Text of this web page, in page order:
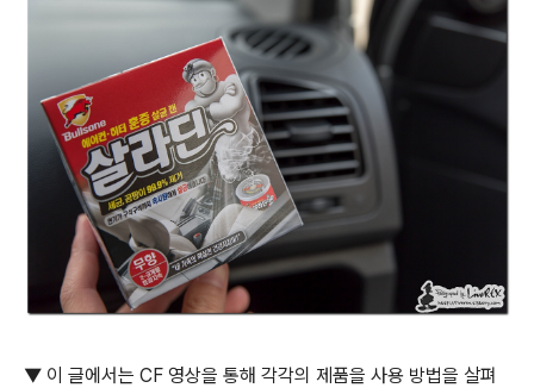
▼ 이 글에서는 CF 영상을 통해 각각의 제품을 사용 방법을 살펴